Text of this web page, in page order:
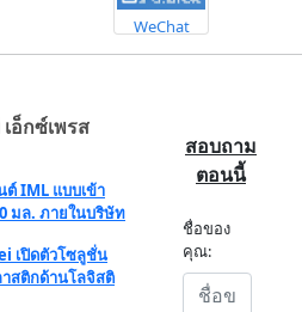
WeChat
อ็กซ์เพรส
IML แบบเข้า
มล. ภายในบริษัท
เปิดตัวโซลูชั่น
สติกด้านโลจิสติ
สอบถาม
ตอนนี้
ชื่อของ
คุณ: